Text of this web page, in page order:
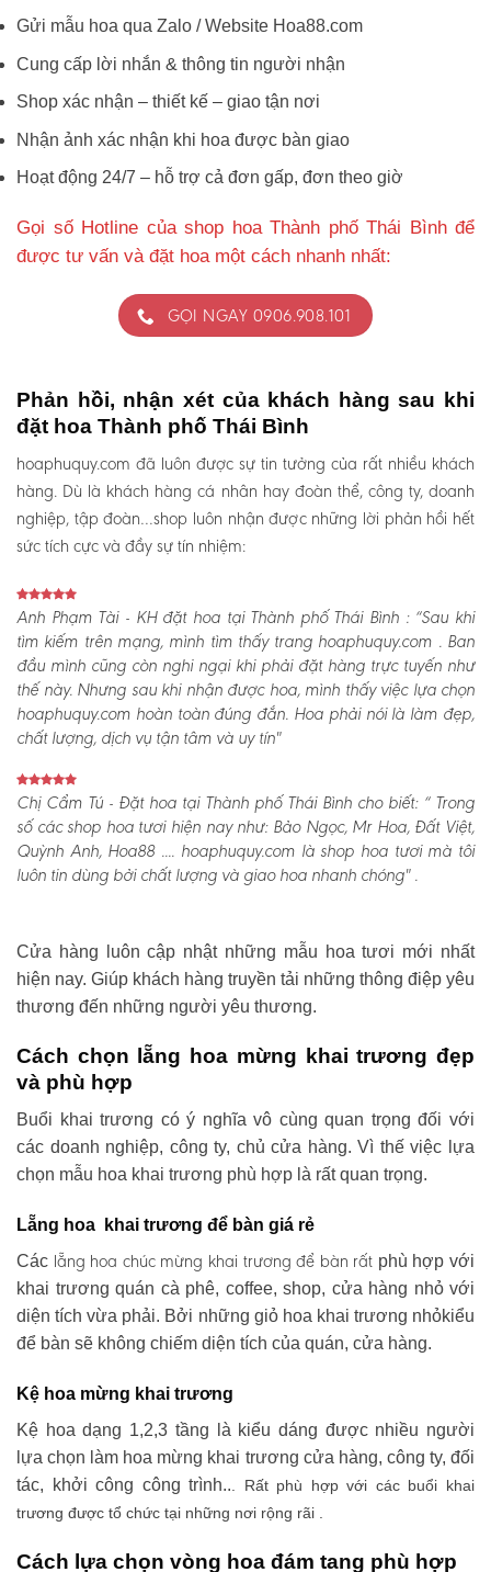
Gửi mẫu hoa qua Zalo / Website Hoa88.com
Cung cấp lời nhắn & thông tin người nhận
Shop xác nhận – thiết kế – giao tận nơi
Nhận ảnh xác nhận khi hoa được bàn giao
Hoạt động 24/7 – hỗ trợ cả đơn gấp, đơn theo giờ
Gọi số Hotline của shop hoa Thành phố Thái Bình để
được tư vấn và đặt hoa một cách nhanh nhất:
GỌI NGAY 0906.908.101
Phản hồi, nhận xét của khách hàng sau khi
đặt hoa Thành phố Thái Bình
hoaphuquy.com đã luôn được sự tin tưởng của rất nhiều khách
hàng. Dù là khách hàng cá nhân hay đoàn thể, công ty, doanh
nghiệp, tập đoàn…shop luôn nhận được những lời phản hồi hết
sức tích cực và đầy sự tín nhiệm:
Anh Phạm Tài - KH đặt hoa tại Thành phố Thái Bình :“Sau khi
tìm kiếm trên mạng, mình tìm thấy trang hoaphuquy.com . Ban
đầu mình cũng còn nghi ngại khi phải đặt hàng trực tuyến như
thế này. Nhưng sau khi nhận được hoa, mình thấy việc lựa chọn
hoaphuquy.com hoàn toàn đúng đắn. Hoa phải nói là làm đẹp,
chất lượng, dịch vụ tận tâm và uy tín"
Chị Cẩm Tú - Đặt hoa tại Thành phố Thái Bình cho biết:“ Trong
số các shop hoa tươi hiện nay như: Bảo Ngọc, Mr Hoa, Đất Việt,
Quỳnh Anh, Hoa88 .... hoaphuquy.com là shop hoa tươi mà tôi
luôn tin dùng bởi chất lượng và giao hoa nhanh chóng" .
Cửa hàng luôn cập nhật những mẫu hoa tươi mới nhất
hiện nay. Giúp khách hàng truyền tải những thông điệp yêu
thương đến những người yêu thương.
Cách chọn lẵng hoa mừng khai trương đẹp
và phù hợp
Buổi khai trương có ý nghĩa vô cùng quan trọng đối với
các doanh nghiệp, công ty, chủ cửa hàng. Vì thế việc lựa
chọn mẫu hoa khai trương phù hợp là rất quan trọng.
Lẵng hoa khai trương để bàn giá rẻ
Các lẵng hoa chúc mừng khai trương để bàn rất phù hợp với
khai trương quán cà phê, coffee, shop, cửa hàng nhỏ với
diện tích vừa phải. Bởi những giỏ hoa khai trương nhỏkiểu
để bàn sẽ không chiếm diện tích của quán, cửa hàng.
Kệ hoa mừng khai trương
Kệ hoa dạng 1,2,3 tầng là kiểu dáng được nhiều người
lựa chọn làm hoa mừng khai trương cửa hàng, công ty, đối
tác, khởi công công trình.. . Rất phù hợp với các buổi khai
trương được tổ chức tại những nơi rộng rãi .
Cách lựa chọn vòng hoa đám tang phù hợp